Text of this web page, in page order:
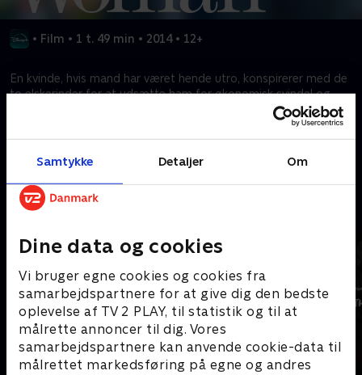
Samtykke Detaljer Om
Dine data og cookies
Vi bruger egne cookies og cookies fra
samarbejdspartnere for at give dig den bedste
oplevelse af TV 2 PLAY, til statistik og til at
målrette annoncer til dig. Vores
samarbejdspartnere kan anvende cookie-data til
målrettet markedsføring på egne og andres
• Film • 1 t. 49 min • 2014 • 12+
En kvinde, hvis mand har været hende utro, konspirerer med de
to elskerinder for at udsætte ham for økonomisk svindel og
Kræver tilkøb
Mere indhold fra Disney+